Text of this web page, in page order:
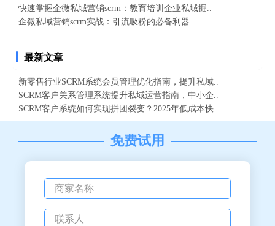
快速掌握企微私域营销scrm：教育培训企业私域掘..
企微私域营销scrm实战：引流吸粉的必备利器
最新文章
新零售行业SCRM系统会员管理优化指南，提升私域..
SCRM客户关系管理系统提升私域运营指南，中小企..
SCRM客户系统如何实现拼团裂变？2025年低成本快..
免费试用